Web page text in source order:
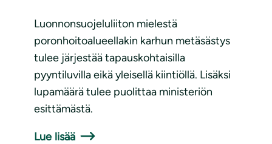
Luonnonsuojeluliiton mielestä
poronhoitoalueellakin karhun metäsästys
tulee järjestää tapauskohtaisilla
pyyntiluvilla eikä yleisellä kiintiöllä. Lisäksi
lupamäärä tulee puolittaa ministeriön
esittämästä.
Lue lisää